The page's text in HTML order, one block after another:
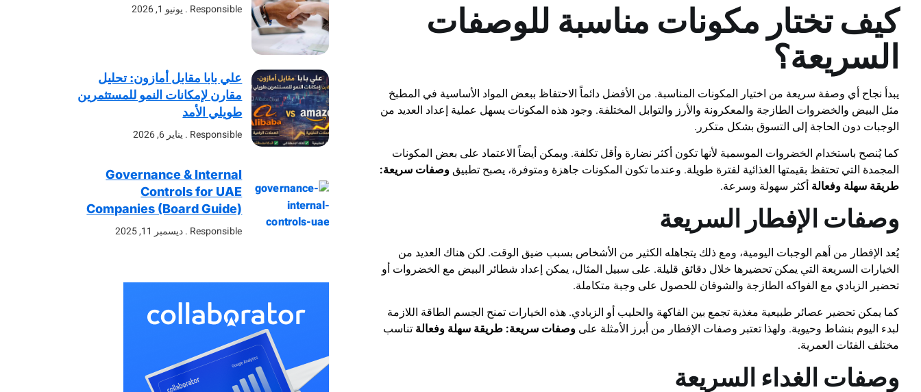
كيف تختار مكونات مناسبة للوصفات
السريعة؟
يبدأ نجاح أي وصفة سريعة من اختيار المكونات المناسبة. من الأفضل دائماً الاحتفاظ ببعض المواد الأساسية في المطبخ
مثل البيض والخضروات الطازجة والمعكرونة والأرز والتوابل المختلفة. وجود هذه المكونات يسهل عملية إعداد العديد من
الوجبات دون الحاجة إلى التسوق بشكل متكرر.
كما يُنصح باستخدام الخضروات الموسمية لأنها تكون أكثر نضارة وأقل تكلفة. ويمكن أيضاً الاعتماد على بعض المكونات
المجمدة التي تحتفظ بقيمتها الغذائية لفترة طويلة. وعندما تكون المكونات جاهزة ومتوفرة، يصبح تطبيقوصفات سريعة:
طريقة سهلة وفعالة أكثر سهولة وسرعة.
وصفات الإفطار السريعة
يُعد الإفطار من أهم الوجبات اليومية، ومع ذلك يتجاهله الكثير من الأشخاص بسبب ضيق الوقت. لكن هناك العديد من
الخيارات السريعة التي يمكن تحضيرها خلال دقائق قليلة. على سبيل المثال، يمكن إعداد شطائر البيض مع الخضروات أو
تحضير الزبادي مع الفواكه الطازجة والشوفان للحصول على وجبة متكاملة.
كما يمكن تحضير عصائر طبيعية مغذية تجمع بين الفاكهة والحليب أو الزبادي. هذه الخيارات تمنح الجسم الطاقة اللازمة
لبدء اليوم بنشاط وحيوية. ولهذا تعتبر وصفات الإفطار من أبرز الأمثلة على وصفات سريعة: طريقة سهلة وفعالة تناسب
مختلف الفئات العمرية.
وصفات الغداء السريعة
Responsible يونيو 1, 2026
علي بابا مقابل أمازون: تحليل
مقارن لإمكانات النمو للمستثمرين
طويلي الأمد
Responsible يناير 6, 2026
Governance & Internal
Controls for UAE
Companies (Board Guide)
Responsible ديسمبر 11, 2025